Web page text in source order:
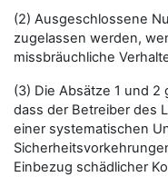
(2) Ausgeschlossene
zugelassen werden,
missbräuchliche
(3) Die Absätze 1 und 2
dass der Betreiber des
einer systematischen
Einbezug schädlicher